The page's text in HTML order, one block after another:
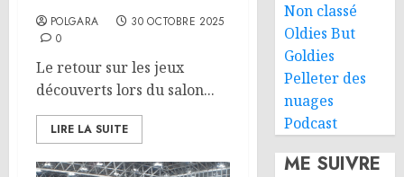
POLGARA
30 OCTOBRE 2025
0
Le retour sur les jeux
découverts lors du salon...
LIRE LA SUITE
Non classé
Oldies But
Goldies
Pelleter des
nuages
Podcast
ME SUIVRE